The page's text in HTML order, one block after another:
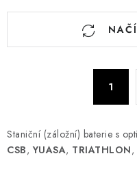
O
c
í
á
n
k
1
Staniční (záložní) baterie s
CSB, YUASA, TRIATHLON,